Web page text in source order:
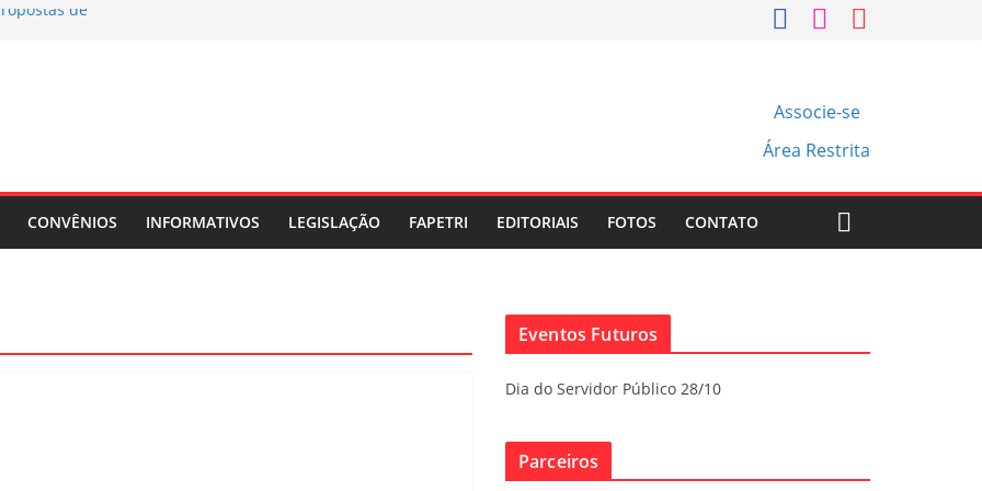
de
Associe-se
Área Restrita
CONVÊNIOS INFORMATIVOS LEGISLAÇÃO FAPETRI EDITORIAIS FOTOS CONTATO
Eventos Futuros
Dia do Servidor Público 28/10
Parceiros